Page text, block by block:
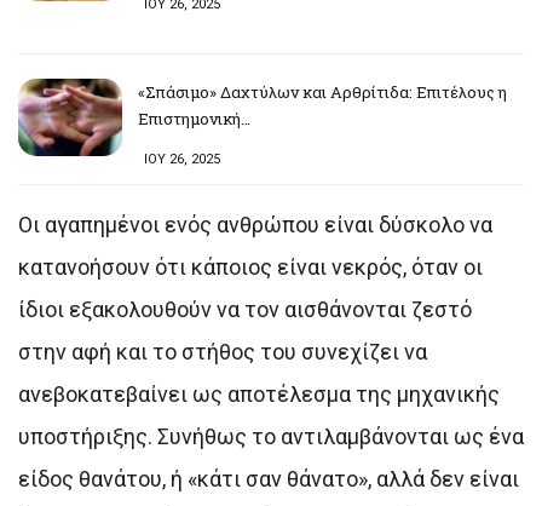
ΙΟΥ 26, 2025
«Σπάσιμο» Δαχτύλων και Αρθρίτιδα: Επιτέλους η
Επιστημονική…
ΙΟΥ 26, 2025
Οι αγαπημένοι ενός ανθρώπου είναι δύσκολο να
κατανοήσουν ότι κάποιος είναι νεκρός, όταν οι
ίδιοι εξακολουθούν να τον αισθάνονται ζεστό
στην αφή και το στήθος του συνεχίζει να
ανεβοκατεβαίνει ως αποτέλεσμα της μηχανικής
υποστήριξης. Συνήθως το αντιλαμβάνονται ως ένα
είδος θανάτου, ή «κάτι σαν θάνατο», αλλά δεν είναι